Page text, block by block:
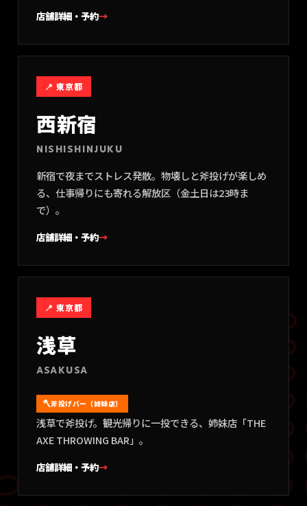
店舗詳細・予約→
📍 東京都
西新宿
NISHISHINJUKU
新宿で夜までストレス発散。物壊しと斧投げが楽しめ
る、仕事帰りにも寄れる解放区（金土日は23時ま
で）。
店舗詳細・予約→
📍 東京都
浅草
ASAKUSA
斧投げバー（姉妹店）
浅草で斧投げ。観光帰りに一投できる、姉妹店「THE
AXE THROWING BAR」。
店舗詳細・予約→